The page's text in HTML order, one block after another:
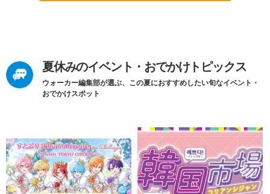
夏休みのイベント・おでかけトピックス
ウォーカー編集部が選ぶ、この夏におすすめしたい旬なイベント・
おでかけスポット